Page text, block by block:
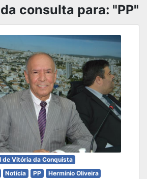
consulta para: "PP"
de Vitória da Conquista
Notícia PP Hermínio Oliveira